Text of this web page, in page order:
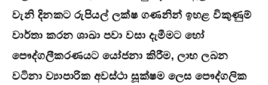
වැනි දිනකට රුපියල් ලක්ෂ ගණනින් ඉහළ විකුණුම්
වාර්තා කරන ශාඛා පවා වසා දැමීමට හෝ
පෞද්ගලීකරණයට යෝජනා කිරීම, ලාභ ලබන
වටිනා ව්‍යාපාරික අවස්ථා සූක්ෂම ලෙස පෞද්ගලික